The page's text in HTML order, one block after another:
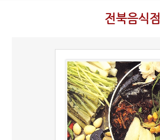
전북음식점